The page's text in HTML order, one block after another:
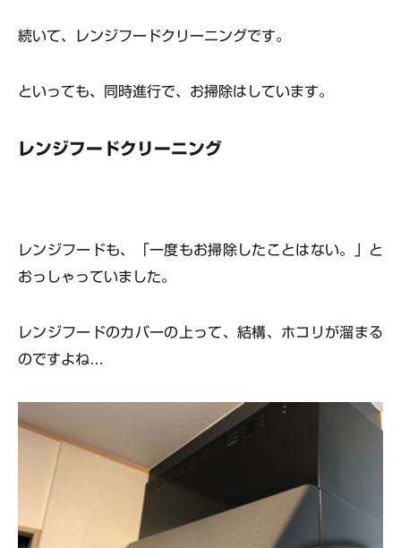
続いて、レンジフードクリーニングです。
といっても、同時進行で、お掃除はしています。
レンジフードクリーニング
レンジフードも、「一度もお掃除したことはない。」と
おっしゃっていました。
レンジフードのカバーの上って、結構、ホコリが溜まる
のですよね…